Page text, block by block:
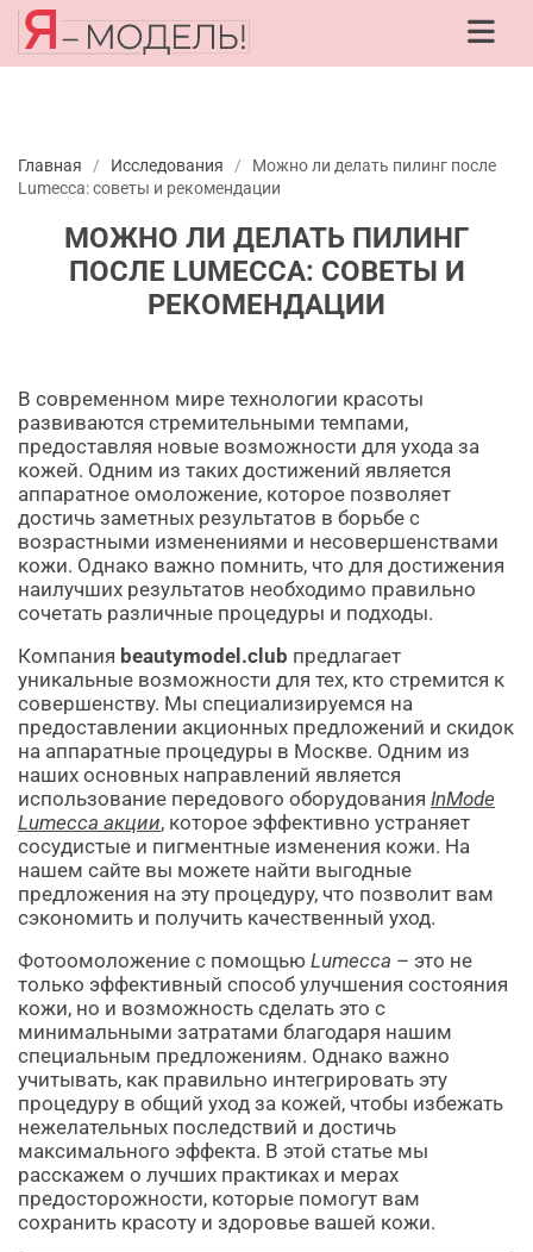
Главная / Исследования /
Можно ли делать пилинг после
Lumecca: советы и рекомендации
МОЖНО ЛИ ДЕЛАТЬ ПИЛИНГ
ПОСЛЕ LUMECCA: СОВЕТЫ И
РЕКОМЕНДАЦИИ
В современном мире технологии красоты
развиваются стремительными темпами,
предоставляя новые возможности для ухода за
кожей. Одним из таких достижений является
аппаратное омоложение, которое позволяет
достичь заметных результатов в борьбе с
возрастными изменениями и несовершенствами
кожи. Однако важно помнить, что для достижения
наилучших результатов необходимо правильно
сочетать различные процедуры и подходы.
Компания beautymodel.club предлагает
уникальные возможности для тех, кто стремится к
совершенству. Мы специализируемся на
предоставлении акционных предложений и скидок
на аппаратные процедуры в Москве. Одним из
наших основных направлений является
использование передового оборудования InMode
Lumecca акции, которое эффективно устраняет
сосудистые и пигментные изменения кожи. На
нашем сайте вы можете найти выгодные
предложения на эту процедуру, что позволит вам
сэкономить и получить качественный уход.
Фотоомоложение с помощью Lumecca – это не
только эффективный способ улучшения состояния
кожи, но и возможность сделать это с
минимальными затратами благодаря нашим
специальным предложениям. Однако важно
учитывать, как правильно интегрировать эту
процедуру в общий уход за кожей, чтобы избежать
нежелательных последствий и достичь
максимального эффекта. В этой статье мы
расскажем о лучших практиках и мерах
предосторожности, которые помогут вам
сохранить красоту и здоровье вашей кожи.